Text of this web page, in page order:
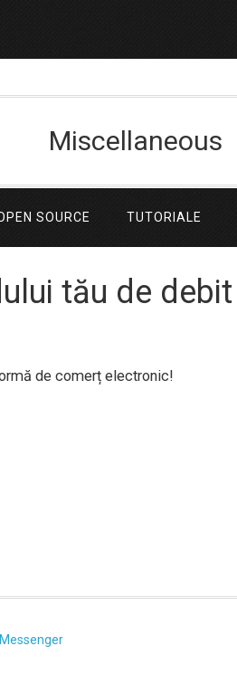
Miscellaneous
SOURCE TUTORIALE
tău de debit
de comerț electronic!
Messenger